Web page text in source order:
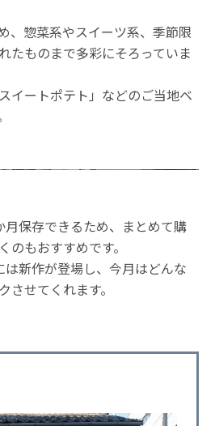
、惣菜系やスイーツ系、季節限
たものまで多彩にそろっていま
イートポテト」などのご当地ベ
保存できるため、まとめて購
のもおすすめです。
は新作が登場し、今月はどんな
させてくれます。